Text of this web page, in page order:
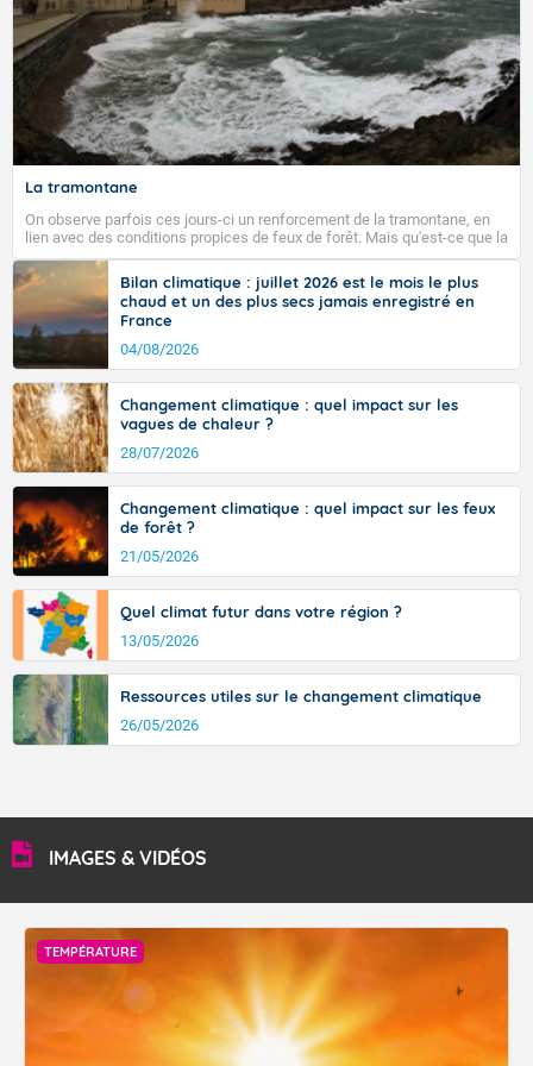
La tramontane
On observe parfois ces jours-ci un renforcement de la tramontane, en
lien avec des conditions propices de feux de forêt. Mais qu'est-ce que la
tramontane ? Quelles sont ses caractéristiques ? La tramontane est un
vent turbulent soufflant de secteur nord-ouest à nord, ou ouest à nord-
ouest, dans un secteur qui part du Roussillon à la vallée de l’Aude et à
l’ouest de l’Hérault. L’étymologie de ce vent vient du latin trasmontanus,
signifiant au-delà des monts, en allusion aux régions montagneuses
d’où provient ce vent.
Bilan climatique : juillet 2026 est le mois le plus
chaud et un des plus secs jamais enregistré en
France
04/08/2026
Changement climatique : quel impact sur les
vagues de chaleur ?
28/07/2026
Changement climatique : quel impact sur les feux
de forêt ?
21/05/2026
Quel climat futur dans votre région ?
13/05/2026
Ressources utiles sur le changement climatique
26/05/2026
IMAGES & VIDÉOS
TEMPÉRATURE